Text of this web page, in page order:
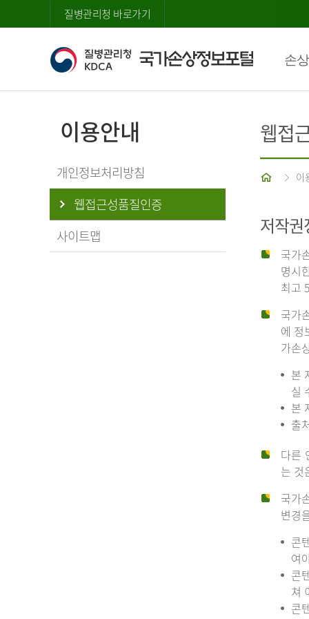
질병관리청 바로가기
손
이용안내
개인정보처리방침
웹접근성품질인증
사이트맵
웹접
홈 이
저작권
국가
명시
최고
국가
에 정
가손
본
실
본
출
다른
는 것
국가
변경
콘
여
콘
쳐
콘